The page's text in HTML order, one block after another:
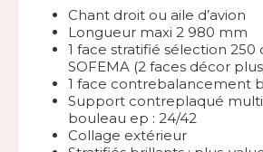
Chant droit ou aile d’avion
Longueur maxi 2 980 mm
1 face stratifié sélection 250
SOFEMA (2 faces décor
1 face contrebalancement
Support contreplaqué
bouleau ep : 24/42
Collage extérieur